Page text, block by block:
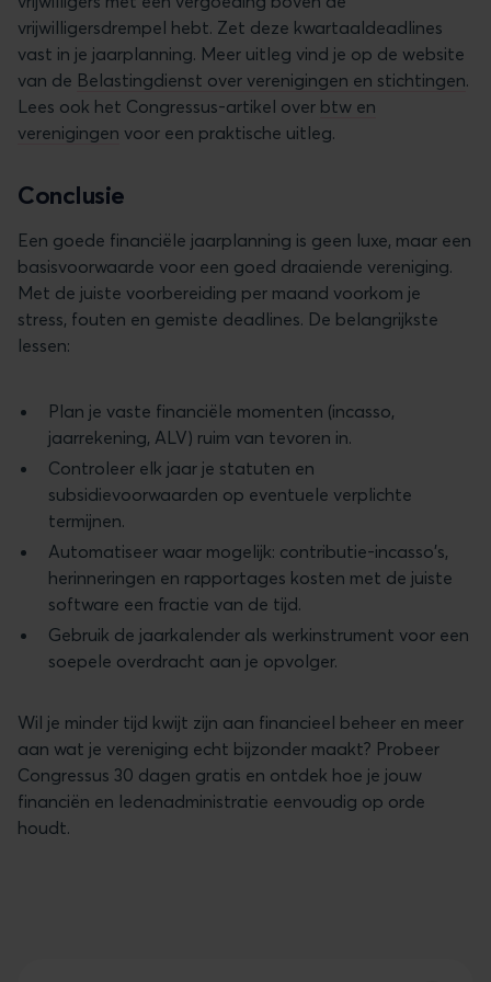
vrijwilligersdrempel hebt. Zet deze kwartaaldeadlines
vast in je jaarplanning. Meer uitleg vind je op de website
van de Belastingdienst over verenigingen en stichtingen.
Lees ook het Congressus-artikel over btw en
verenigingen voor een praktische uitleg.
Conclusie
Een goede financiële jaarplanning is geen luxe, maar een
basisvoorwaarde voor een goed draaiende vereniging.
Met de juiste voorbereiding per maand voorkom je
stress, fouten en gemiste deadlines. De belangrijkste
lessen:
Plan je vaste financiële momenten (incasso,
jaarrekening, ALV) ruim van tevoren in.
Controleer elk jaar je statuten en
subsidievoorwaarden op eventuele verplichte
termijnen.
Automatiseer waar mogelijk: contributie-incasso's,
herinneringen en rapportages kosten met de juiste
software een fractie van de tijd.
Gebruik de jaarkalender als werkinstrument voor een
soepele overdracht aan je opvolger.
Wil je minder tijd kwijt zijn aan financieel beheer en meer
aan wat je vereniging echt bijzonder maakt? Probeer
Congressus 30 dagen gratis en ontdek hoe je jouw
financiën en ledenadministratie eenvoudig op orde
houdt.